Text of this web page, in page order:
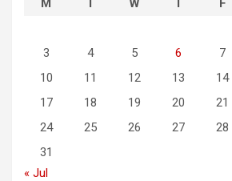
M
T W T F
3
4 5 6 7
10
11 12 13 14
17
18 19 20 21
24
25 26 27 28
31
« Jul